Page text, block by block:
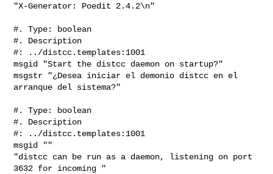
"X-Generator: Poedit 2.4.2\n"
#. Type: boolean
#. Description
#: ../distcc.templates:1001
msgid "Start the distcc daemon on startup?"
msgstr "¿Desea iniciar el demonio distcc en el
arranque del sistema?"
#. Type: boolean
#. Description
#: ../distcc.templates:1001
msgid ""
"distcc can be run as a daemon, listening on port
3632 for incoming "